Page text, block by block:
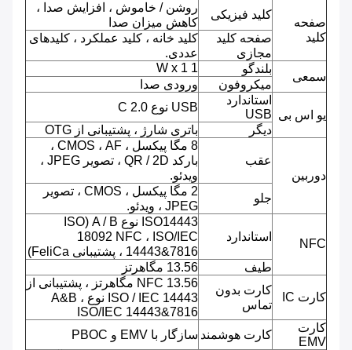
صفحه
کلید
کلید فیزیکی
روشن / خاموش ، افزایش صدا ،
کاهش میزان صدا
صفحه کلید
مجازی
کلید خانه ، کلید عملکرد ، کلیدهای
عددی.
سمعی
بلندگو
1 W x 1
میکروفون
ورودی صدا
یو اس بی
استاندارد
USB
USB نوع C 2.0
دیگر
باتری شارژ ، پشتیبانی از OTG
دوربین
عقب
8 مگا پیکسل ، CMOS ، AF ،
بارکد QR / 2D ، تصویر JPEG ،
ویدئو.
جلو
2 مگا پیکسل ، CMOS ، تصویر
JPEG ، ویدئو.
NFC
استاندارد
ISO14443 نوع A / B (ISO
18092 NFC ، ISO/IEC
14443&7816 ، پشتیبانی FeliCa)
طیف
13.56 مگاهرتز
کارت IC
کارت بدون
تماس
NFC 13.56 مگاهرتز ، پشتیبانی از
ISO / IEC 14443 نوع A&B ،
ISO/IEC 14443&7816
کارت
EMV
کارت هوشمند سازگار با EMV و PBOC